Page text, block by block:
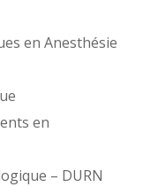
en Anesthésie
en
– DURN